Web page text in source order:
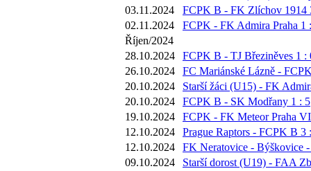
03.11.2024
FCPK B - FK Zlíchov 1914
02.11.2024
FCPK - FK Admira Praha 1
Říjen/2024
28.10.2024
FCPK B - TJ Březiněves 1 :
26.10.2024
FC Mariánské Lázně -
20.10.2024
Starší žáci (U15) - FK
20.10.2024
FCPK B - SK Modřany 1 : 5
19.10.2024
FCPK - FK Meteor Praha
12.10.2024
Prague Raptors - FCPK B 3
12.10.2024
FK Neratovice - Býškovice
09.10.2024
Starší dorost (U19) - FAA